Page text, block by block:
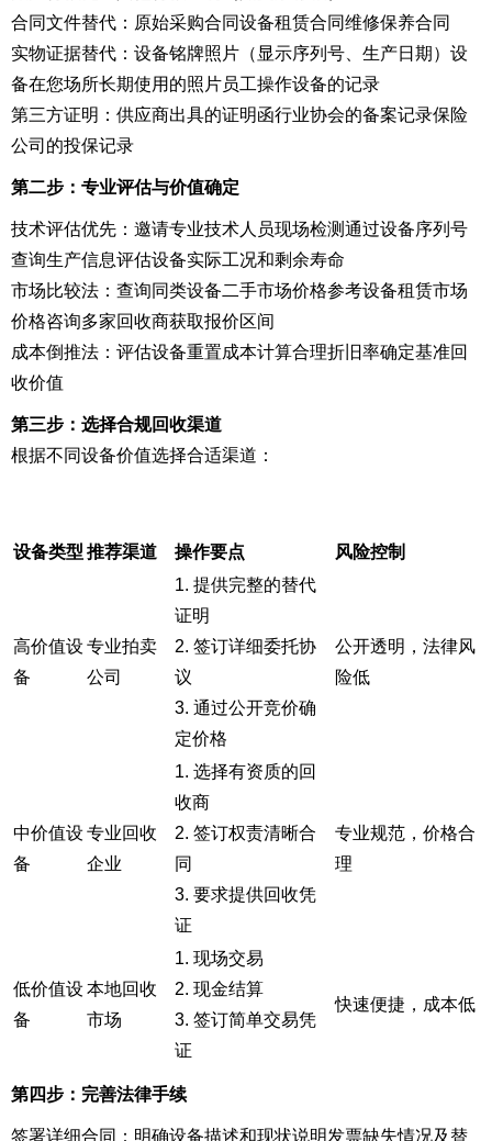
合同文件替代：原始采购合同设备租赁合同维修保养合同
实物证据替代：设备铭牌照片（显示序列号、生产日期）设
备在您场所长期使用的照片员工操作设备的记录
第三方证明：供应商出具的证明函行业协会的备案记录保险
公司的投保记录
第二步：专业评估与价值确定
技术评估优先：邀请专业技术人员现场检测通过设备序列号
查询生产信息评估设备实际工况和剩余寿命
市场比较法：查询同类设备二手市场价格参考设备租赁市场
价格咨询多家回收商获取报价区间
成本倒推法：评估设备重置成本计算合理折旧率确定基准回
收价值
第三步：选择合规回收渠道
根据不同设备价值选择合适渠道：
设备类型 推荐渠道 操作要点 风险控制
高价值设
备
专业拍卖
公司
1. 提供完整的替代
证明
2. 签订详细委托协
议
3. 通过公开竞价确
定价格
公开透明，法律风
险低
中价值设
备
专业回收
企业
1. 选择有资质的回
收商
2. 签订权责清晰合
同
3. 要求提供回收凭
证
专业规范，价格合
理
低价值设
备
本地回收
市场
1. 现场交易
2. 现金结算
3. 签订简单交易凭
证
快速便捷，成本低
第四步：完善法律手续
签署详细合同：明确设备描述和现状说明发票缺失情况及替